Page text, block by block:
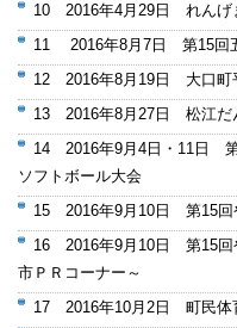
10 2016年4月29日 れんげ
11 2016年8月7日 第15回
12 2016年8月19日 大口町
13 2016年8月27日 松江だ
14 2016年9月4日・11日 第
ソフトボール大会
15 2016年9月10日 第15回
16 2016年9月10日 第15回
市ＰＲコーナー～
17 2016年10月2日 町民体